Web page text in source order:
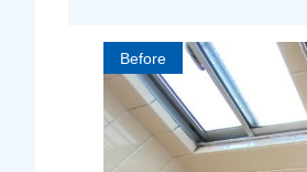
Before